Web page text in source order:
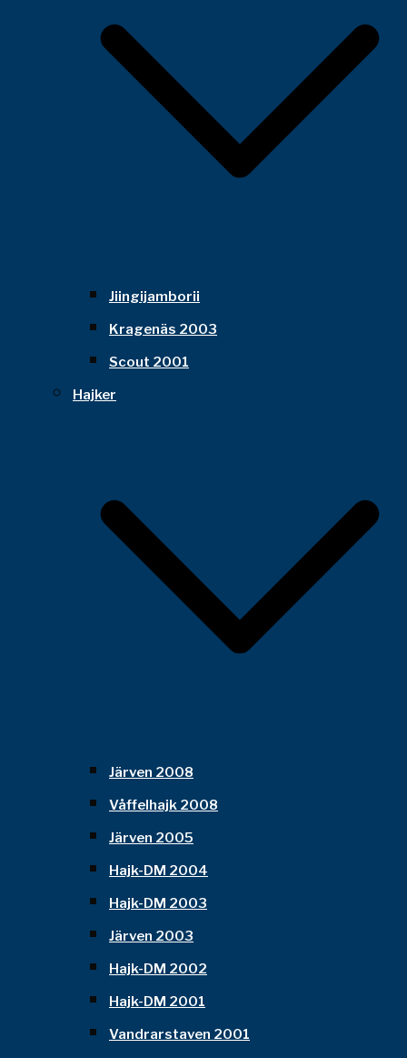
Jiingijamborii
Kragenäs 2003
Scout 2001
Hajker
Järven 2008
Våffelhajk 2008
Järven 2005
Hajk-DM 2004
Hajk-DM 2003
Järven 2003
Hajk-DM 2002
Hajk-DM 2001
Vandrarstaven 2001